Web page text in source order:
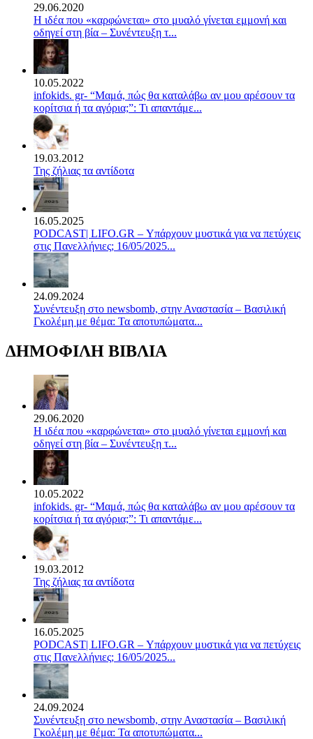
29.06.2020
Η ιδέα που «καρφώνεται» στο μυαλό γίνεται εμμονή και
οδηγεί στη βία – Συνέντευξη τ...
10.05.2022
infokids. gr- “Μαμά, πώς θα καταλάβω αν μου αρέσουν τα
κορίτσια ή τα αγόρια;”: Τι απαντάμε...
19.03.2012
Της ζήλιας τα αντίδοτα
16.05.2025
PODCAST| LIFO.GR – Υπάρχουν μυστικά για να πετύχεις
στις Πανελλήνιες; 16/05/2025...
24.09.2024
Συνέντευξη στο newsbomb, στην Αναστασία – Βασιλική
Γκολέμη με θέμα: Τα αποτυπώματα...
ΔΗΜΟΦΙΛΗ ΒΙΒΛΙΑ
29.06.2020
Η ιδέα που «καρφώνεται» στο μυαλό γίνεται εμμονή και
οδηγεί στη βία – Συνέντευξη τ...
10.05.2022
infokids. gr- “Μαμά, πώς θα καταλάβω αν μου αρέσουν τα
κορίτσια ή τα αγόρια;”: Τι απαντάμε...
19.03.2012
Της ζήλιας τα αντίδοτα
16.05.2025
PODCAST| LIFO.GR – Υπάρχουν μυστικά για να πετύχεις
στις Πανελλήνιες; 16/05/2025...
24.09.2024
Συνέντευξη στο newsbomb, στην Αναστασία – Βασιλική
Γκολέμη με θέμα: Τα αποτυπώματα...